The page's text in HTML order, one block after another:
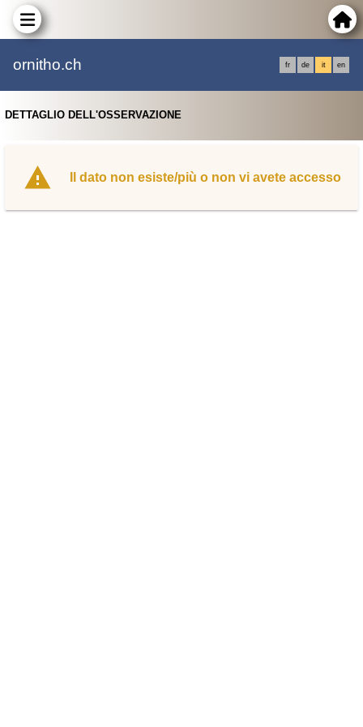
ornitho.ch fr de it en
DETTAGLIO DELL'OSSERVAZIONE
Il dato non esiste/più o non vi avete accesso